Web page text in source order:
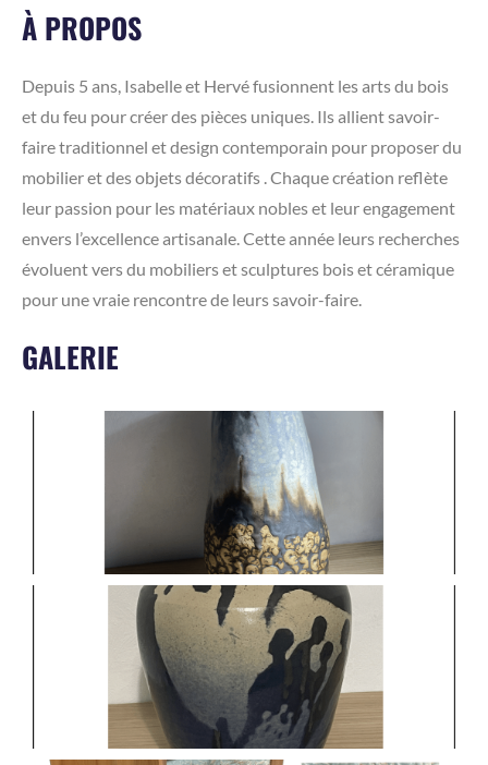
À PROPOS
Depuis 5 ans, Isabelle et Hervé fusionnent les arts du bois
et du feu pour créer des pièces uniques. Ils allient savoir-
faire traditionnel et design contemporain pour proposer du
mobilier et des objets décoratifs . Chaque création reflète
leur passion pour les matériaux nobles et leur engagement
envers l’excellence artisanale. Cette année leurs recherches
évoluent vers du mobiliers et sculptures bois et céramique
pour une vraie rencontre de leurs savoir-faire.
GALERIE